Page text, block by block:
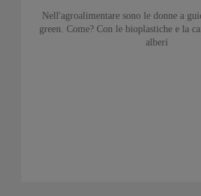
Nell'agroalimentare sono le donne a
green. Come? Con le bioplastiche e la
alberi